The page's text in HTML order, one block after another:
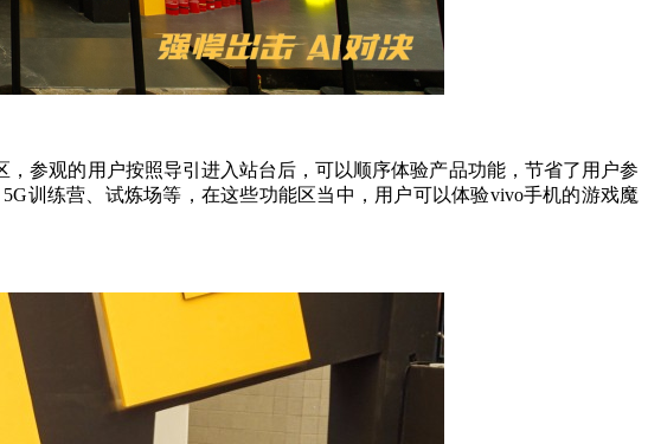
参观的用户按照导引进入站台后，可以顺序体验产品功能，节省了用户参
训练营、试炼场等，在这些功能区当中，用户可以体验vivo手机的游戏魔